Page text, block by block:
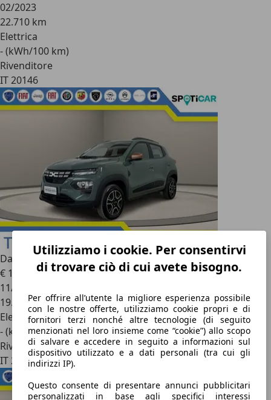
Utilizziamo i cookie. Per consentirvi
di trovare ciò di cui avete bisogno.
Per offrire all’utente la migliore esperienza possibile
con le nostre offerte, utilizziamo cookie propri e di
fornitori terzi nonché altre tecnologie (di seguito
menzionati nel loro insieme come “cookie”) allo scopo
di salvare e accedere in seguito a informazioni sul
dispositivo utilizzato e a dati personali (tra cui gli
indirizzi IP).
Questo consente di presentare annunci pubblicitari
personalizzati in base agli specifici interessi
02/2023
22.710 km
Elettrica
- (kWh/100 km)
Rivenditore
IT 20146
Dacia SpringElectric 65 Extreme
€ 11.9501
11/2023
19.526 km
Elettrica
- (kWh/100 km)
Rivenditore
IT 24045